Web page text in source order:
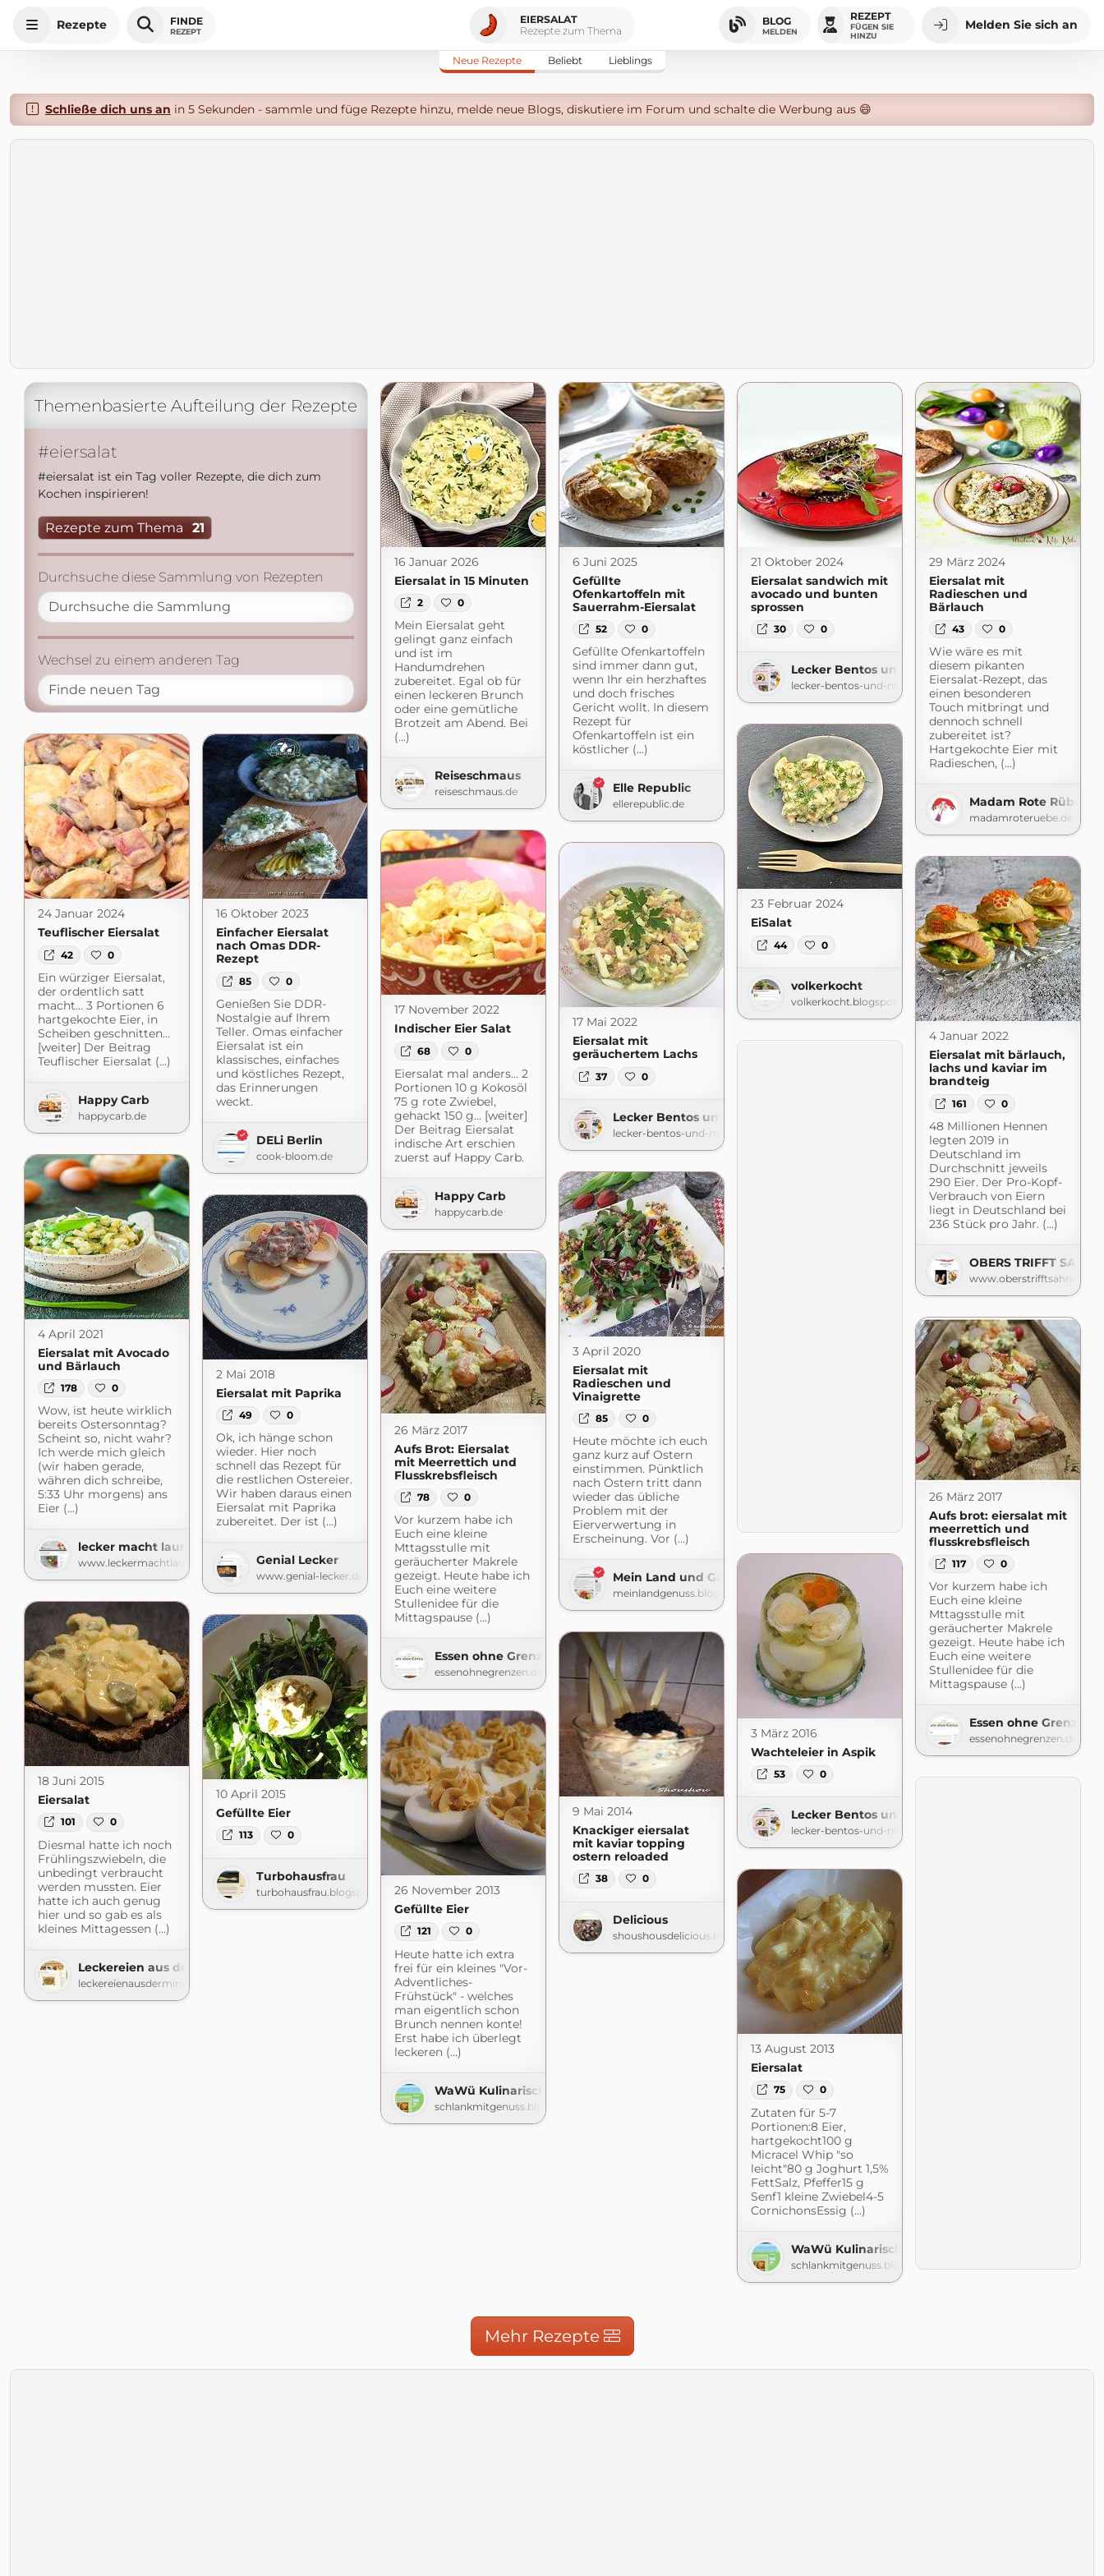
Rezepte FINDE
REZEPT
EIERSALAT
Rezepte zum Thema
BLOG
MELDEN
REZEPT
FÜGEN SIE
HINZU
Melden Sie sich an
Neue Rezepte Beliebt Lieblings
Schließe dich uns an in 5 Sekunden - sammle und füge Rezepte hinzu, melde neue Blogs, diskutiere im Forum und schalte die Werbung aus 😄
Themenbasierte Aufteilung der Rezepte
#eiersalat
#eiersalat ist ein Tag voller Rezepte, die dich zum
Kochen inspirieren!
Rezepte zum Thema 21
Durchsuche diese Sammlung von Rezepten
Wechsel zu einem anderen Tag
16 Januar 2026
Eiersalat in 15 Minuten
2 0
Mein Eiersalat geht
gelingt ganz einfach
und ist im
Handumdrehen
zubereitet. Egal ob für
einen leckeren Brunch
oder eine gemütliche
Brotzeit am Abend. Bei
(...)
Reiseschmaus
reiseschmaus.de
6 Juni 2025
Gefüllte
Ofenkartoffeln mit
Sauerrahm-Eiersalat
52 0
Gefüllte Ofenkartoffeln
sind immer dann gut,
wenn Ihr ein herzhaftes
und doch frisches
Gericht wollt. In diesem
Rezept für
Ofenkartoffeln ist ein
köstlicher (...)
Elle Republic
ellerepublic.de
21 Oktober 2024
Eiersalat sandwich mit
avocado und bunten
sprossen
30 0
Lecker Bentos und mehr
lecker-bentos-und-mehr.blogspot.com
29 März 2024
Eiersalat mit
Radieschen und
Bärlauch
43 0
Wie wäre es mit
diesem pikanten
Eiersalat-Rezept, das
einen besonderen
Touch mitbringt und
dennoch schnell
zubereitet ist?
Hartgekochte Eier mit
Radieschen, (...)
Madam Rote Rübe
madamroteruebe.de
23 Februar 2024
EiSalat
44 0
volkerkocht
volkerkocht.blogspot.com
24 Januar 2024
Teuflischer Eiersalat
42 0
Ein würziger Eiersalat,
der ordentlich satt
macht… 3 Portionen 6
hartgekochte Eier, in
Scheiben geschnitten...
[weiter] Der Beitrag
Teuflischer Eiersalat (...)
Happy Carb
happycarb.de
16 Oktober 2023
Einfacher Eiersalat
nach Omas DDR-
Rezept
85 0
Genießen Sie DDR-
Nostalgie auf Ihrem
Teller. Omas einfacher
Eiersalat ist ein
klassisches, einfaches
und köstliches Rezept,
das Erinnerungen
weckt.
DELi Berlin
cook-bloom.de
17 November 2022
Indischer Eier Salat
68 0
Eiersalat mal anders… 2
Portionen 10 g Kokosöl
75 g rote Zwiebel,
gehackt 150 g... [weiter]
Der Beitrag Eiersalat
indische Art erschien
zuerst auf Happy Carb.
Happy Carb
happycarb.de
17 Mai 2022
Eiersalat mit
geräuchertem Lachs
37 0
Lecker Bentos und mehr
lecker-bentos-und-mehr.blogspot.com
4 Januar 2022
Eiersalat mit bärlauch,
lachs und kaviar im
brandteig
161 0
48 Millionen Hennen
legten 2019 in
Deutschland im
Durchschnitt jeweils
290 Eier. Der Pro-Kopf-
Verbrauch von Eiern
liegt in Deutschland bei
236 Stück pro Jahr. (...)
OBERS TRIFFT SAHNE
www.oberstrifftsahne.com
4 April 2021
Eiersalat mit Avocado
und Bärlauch
178 0
Wow, ist heute wirklich
bereits Ostersonntag?
Scheint so, nicht wahr?
Ich werde mich gleich
(wir haben gerade,
währen dich schreibe,
5:33 Uhr morgens) ans
Eier (...)
lecker macht laune
www.leckermachtlaune.de
3 April 2020
Eiersalat mit
Radieschen und
Vinaigrette
85 0
Heute möchte ich euch
ganz kurz auf Ostern
einstimmen. Pünktlich
nach Ostern tritt dann
wieder das übliche
Problem mit der
Eierverwertung in
Erscheinung. Vor (...)
Mein Land und Gartengenuss
meinlandgenuss.blogspot.com
2 Mai 2018
Eiersalat mit Paprika
49 0
Ok, ich hänge schon
wieder. Hier noch
schnell das Rezept für
die restlichen Ostereier.
Wir haben daraus einen
Eiersalat mit Paprika
zubereitet. Der ist (...)
Genial Lecker
www.genial-lecker.de
26 März 2017
Aufs Brot: Eiersalat
mit Meerrettich und
Flusskrebsfleisch
78 0
Vor kurzem habe ich
Euch eine kleine
Mttagsstulle mit
geräucherter Makrele
gezeigt. Heute habe ich
Euch eine weitere
Stullenidee für die
Mittagspause (...)
Essen ohne Grenzen
essenohnegrenzen.de
26 März 2017
Aufs brot: eiersalat mit
meerrettich und
flusskrebsfleisch
117 0
Vor kurzem habe ich
Euch eine kleine
Mttagsstulle mit
geräucherter Makrele
gezeigt. Heute habe ich
Euch eine weitere
Stullenidee für die
Mittagspause (...)
Essen ohne Grenzen
essenohnegrenzen.de
3 März 2016
Wachteleier in Aspik
53 0
Lecker Bentos und mehr
lecker-bentos-und-mehr.blogspot.com
18 Juni 2015
Eiersalat
101 0
Diesmal hatte ich noch
Frühlingszwiebeln, die
unbedingt verbraucht
werden mussten. Eier
hatte ich auch genug
hier und so gab es als
kleines Mittagessen (...)
Leckereien aus der (Mini-)Küche
leckereienausderminikueche.blogspot.com
10 April 2015
Gefüllte Eier
113 0
Turbohausfrau
turbohausfrau.blogspot.com
9 Mai 2014
Knackiger eiersalat
mit kaviar topping
ostern reloaded
38 0
Delicious
shoushousdelicious.blogspot.com
26 November 2013
Gefüllte Eier
121 0
Heute hatte ich extra
frei für ein kleines "Vor-
Adventliches-
Frühstück" - welches
man eigentlich schon
Brunch nennen konte!
Erst habe ich überlegt
leckeren (...)
WaWü Kulinarische Quälereien
schlankmitgenuss.blogspot.com
13 August 2013
Eiersalat
75 0
Zutaten für 5-7
Portionen:8 Eier,
hartgekocht100 g
Micracel Whip "so
leicht"80 g Joghurt 1,5%
FettSalz, Pfeffer15 g
Senf1 kleine Zwiebel4-5
CornichonsEssig (...)
WaWü Kulinarische Quälereien
schlankmitgenuss.blogspot.com
Mehr Rezepte